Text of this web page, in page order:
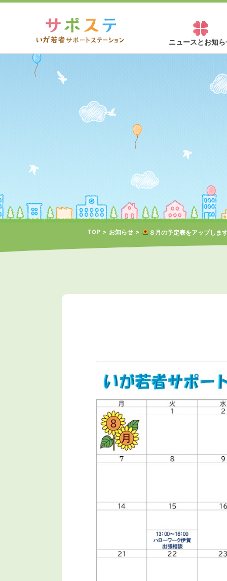
ニュースとお知ら
TOP お知らせ ８月の予定表をアップしま